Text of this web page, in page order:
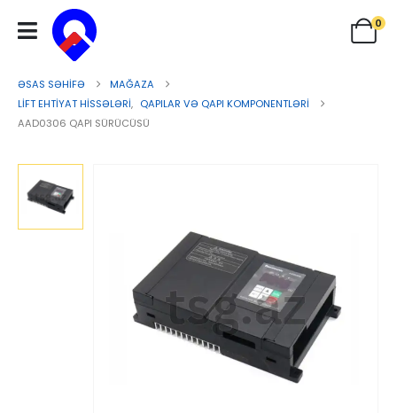
0
ƏSAS SƏHIFƏ
MAĞAZA
LIFT EHTIYAT HISSƏLƏRI, QAPILAR VƏ QAPI KOMPONENTLƏRI
AAD0306 QAPI SÜRÜCÜSÜ